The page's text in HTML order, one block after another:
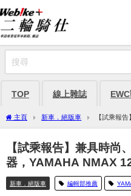
TOP 線上雜誌
主頁 新車．絕版車
【試乘報
YAMAHA NMAX 125
【試乘報告】兼具時尚
器，YAMAHA NMAX
新車．絕版車 編輯部推薦